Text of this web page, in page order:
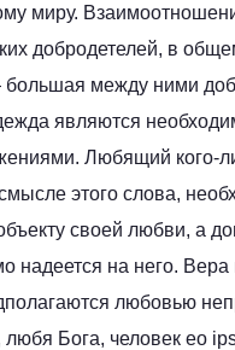
миру.
добродетелей, в
между ними
являются
Любящий кого-
этого слова,
своей любви, а
надеется на него.
любовью
любя Бога, человек ео